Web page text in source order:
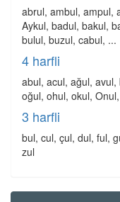
abrul, ambul, ampul,
Aykul, badul, bakul,
bulul, buzul, cabul, ...
4 harfli
abul, acul, ağul,
oğul, ohul, okul,
3 harfli
bul, cul, çul, dul, ful,
zul